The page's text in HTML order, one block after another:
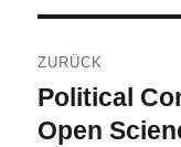
ZURÜCK
Vorheriger
Beitrag:
Political
Open